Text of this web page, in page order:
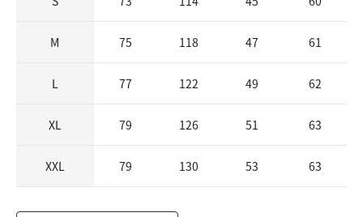
M 75 118 47 61
L 77 122 49 62
XL 79 126 51 63
XXL 79 130 53 63